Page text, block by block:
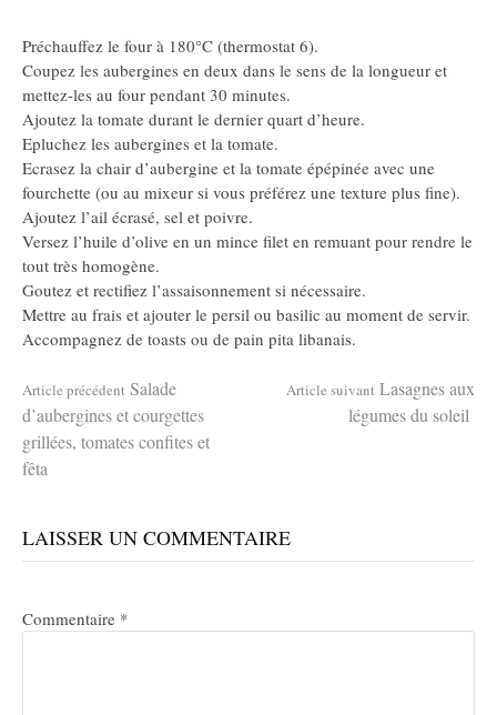
Préchauffez le four à 180°C (thermostat 6).
Coupez les aubergines en deux dans le sens de la longueur et
mettez-les au four pendant 30 minutes.
Ajoutez la tomate durant le dernier quart d’heure.
Epluchez les aubergines et la tomate.
Ecrasez la chair d’aubergine et la tomate épépinée avec une
fourchette (ou au mixeur si vous préférez une texture plus fine).
Ajoutez l’ail écrasé, sel et poivre.
Versez l’huile d’olive en un mince filet en remuant pour rendre le
tout très homogène.
Goutez et rectifiez l’assaisonnement si nécessaire.
Mettre au frais et ajouter le persil ou basilic au moment de servir.
Accompagnez de toasts ou de pain pita libanais.
Lire
la
suite
Article précédent Salade
d’aubergines et courgettes
grillées, tomates confites et
fêta
Article suivant Lasagnes aux
légumes du soleil
LAISSER UN COMMENTAIRE
Commentaire *